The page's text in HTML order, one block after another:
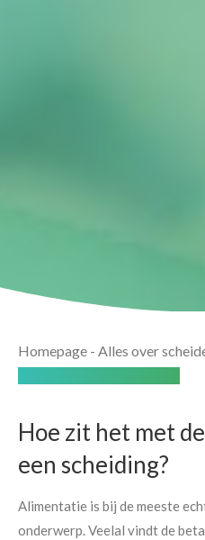
Homepage - Alles over
Hoe zit het met
een scheiding?
Alimentatie is bij de meeste
onderwerp. Veelal vindt de